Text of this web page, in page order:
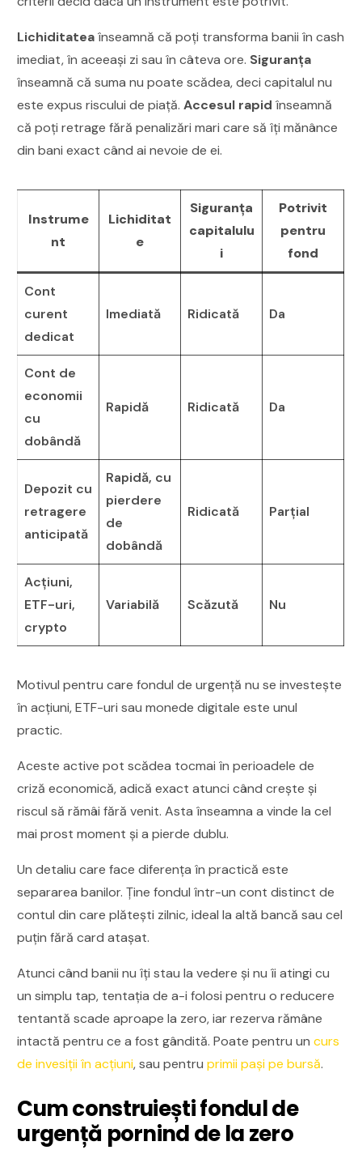
Lichiditateaînseamnă că poți transforma banii în cash
imediat, în aceeași zi sau în câteva ore. Siguranța
înseamnă că suma nu poate scădea, deci capitalul nu
este expus riscului de piață.Accesul rapidînseamnă
că poți retrage fără penalizări mari care să îți mănânce
din bani exact când ai nevoie de ei.
Instrume
nt
Lichiditat
e
Siguranța
capitalulu
i
Potrivit
pentru
fond
Cont
curent
dedicat
Imediată Ridicată Da
Cont de
economii
cu
dobândă
Rapidă Ridicată Da
Depozit cu
retragere
anticipată
Rapidă, cu
pierdere
de
dobândă
Ridicată Parțial
Acțiuni,
ETF-uri,
crypto
Variabilă Scăzută Nu
Motivul pentru care fondul de urgență nu se investește
în acțiuni, ETF-uri sau monede digitale este unul
practic.
Aceste active pot scădea tocmai în perioadele de
criză economică, adică exact atunci când crește și
riscul să rămâi fără venit. Asta înseamna a vinde la cel
mai prost moment și a pierde dublu.
Un detaliu care face diferența în practică este
separarea banilor. Ține fondul într-un cont distinct de
contul din care plătești zilnic, ideal la altă bancă sau cel
puțin fără card atașat.
Atunci când banii nu îți stau la vedere și nu îi atingi cu
un simplu tap, tentația de a-i folosi pentru o reducere
tentantă scade aproape la zero, iar rezerva rămâne
intactă pentru ce a fost gândită. Poate pentru uncurs
de invesiții în acțiuni, sau pentruprimii pași pe bursă.
Cum construiești fondul de
urgență pornind de la zero